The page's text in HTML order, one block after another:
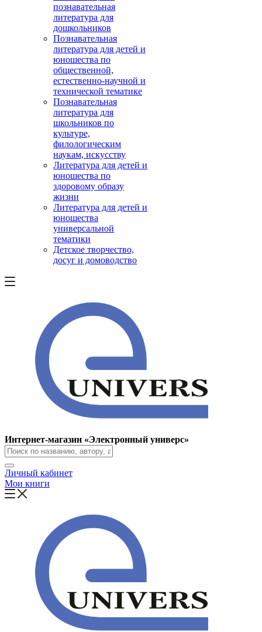
познавательная
литература для
дошкольников
Познавательная
литература для детей и
юношества по
общественной,
естественно-научной и
технической тематике
Познавательная
литература для
школьников по
культуре,
филологическим
наукам, искусству
Литература для детей и
юношества по
здоровому образу
жизни
Литература для детей и
юношества
универсальной
тематики
Детское творчество,
досуг и домоводство
Интернет-магазин «Электронный универс»
Личный кабинет
Мои книги